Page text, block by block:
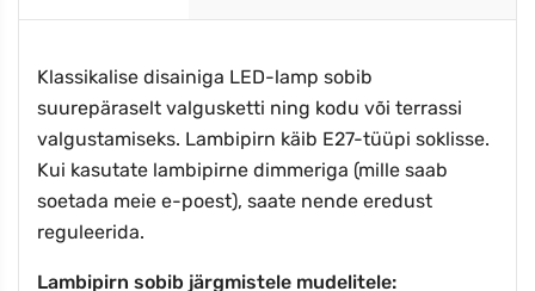
Klassikalise disainiga LED-lamp sobib
suurepäraselt valgusketti ning kodu või terrassi
valgustamiseks. Lambipirn käib E27-tüüpi soklisse.
Kui kasutate lambipirne dimmeriga (mille saab
soetada meie e-poest), saate nende eredust
reguleerida.
Lambipirn sobib järgmistele mudelitele: